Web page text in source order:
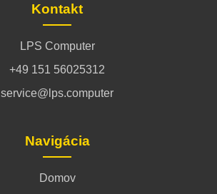
Kontakt
LPS Computer
+49 151 56025312
service@lps.computer
Navigácia
Domov